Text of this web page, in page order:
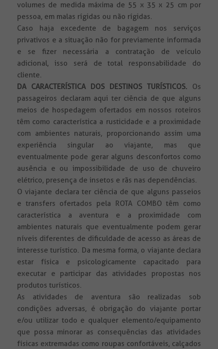
volumes de medida máxima de 55 x 35 x 25 cm por
pessoa, em malas rígidas ou não rígidas.
Caso haja excedente de bagagem nos serviços
privativos e a situação não for previamente informada
e se fizer necessária a contratação de veículo
adicional, isso será de total responsabilidade do
cliente.
DA CARACTERÍSTICA DOS DESTINOS TURÍSTICOS. Os
passageiros declaram aqui ter ciência de que alguns
meios de hospedagem ofertados em nossos roteiros
têm como característica a rusticidade e a proximidade
com ambientes naturais, proporcionando assim uma
experiência singular ao viajante, mas que
eventualmente pode gerar alguns desconfortos como
ausência e ou impossibilidade de uso de chuveiro
elétrico, presença de insetos e rãs nas dependências.
O viajante declara ter ciência de que alguns passeios
e transfers ofertados pela ROTA COMBO têm como
característica a aventura e a proximidade com
ambientes naturais que eventualmente podem gerar
níveis diferentes de dificuldade de acesso as áreas de
interesse turístico. Da mesma forma, o viajante declara
estar física e psicologicamente capacitado para
executar e participar das atividades propostas nos
produtos turísticos.
As atividades de aventura são realizadas sob
condições adversas, é obrigação do viajante portar
e/ou utilizar todo e qualquer elemento/equipamento
que possa minorar as consequências das atividades
físicas extremadas como roupas confortáveis, calçados